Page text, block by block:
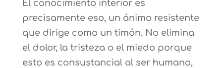
El conocimiento interior es
precisamente eso, un ánimo resistente
que dirige como un timón. No elimina
el dolor, la tristeza o el miedo porque
esto es consustancial al ser humano,